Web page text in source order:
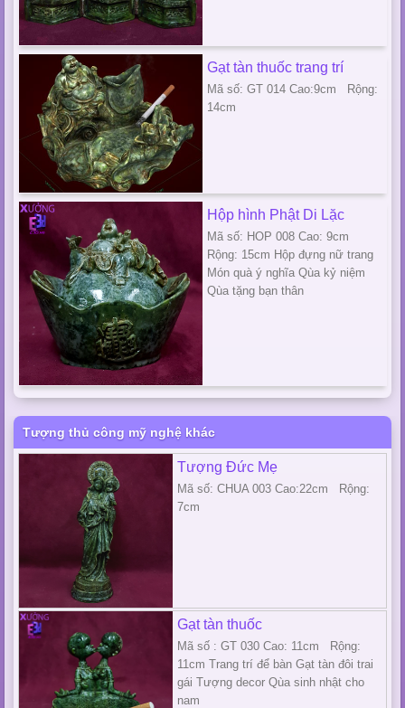
Gạt tàn thuốc trang trí
Mã số: GT 014 Cao:9cm Rộng:
14cm
Hộp hình Phật Di Lặc
Mã số: HOP 008 Cao: 9cm
Rộng: 15cm Hộp đựng nữ trang
Món quà ý nghĩa Qùa kỷ niệm
Qùa tặng bạn thân
Tượng thủ công mỹ nghệ khác
Tượng Đức Mẹ
Mã số: CHUA 003 Cao:22cm Rộng:
7cm
Gạt tàn thuốc
Mã số : GT 030 Cao: 11cm Rộng:
11cm Trang trí để bàn Gạt tàn đôi trai
gái Tượng decor Qùa sinh nhật cho
nam